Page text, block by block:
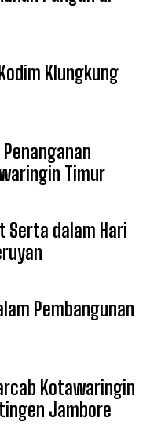
Klungkung
Timur
Serta dalam Hari
Pembangunan
Kotawaringin
Jambore